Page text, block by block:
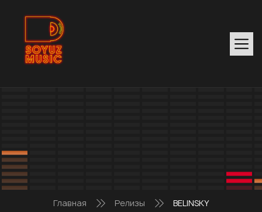
Главная Релизы BELINSKY